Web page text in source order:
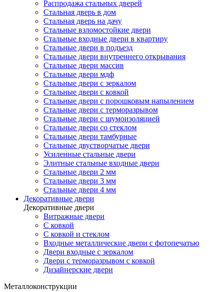
Распродажа стальных дверей
Стальная дверь в дом
Стальная дверь на дачу
Стальные взломостойкие двери
Стальные входные двери в квартиру
Стальные двери в подъезд
Стальные двери внутреннего открывания
Стальные двери массив
Стальные двери мдф
Стальные двери с зеркалом
Стальные двери с ковкой
Стальные двери с порошковым напылением
Стальные двери с терморазрывом
Стальные двери с шумоизоляцией
Стальные двери со стеклом
Стальные двери тамбурные
Стальные двустворчатые двери
Усиленные стальные двери
Элитные стальные входные двери
Стальные двери 2 мм
Стальные двери 3 мм
Стальные двери 4 мм
Декоративные двери
Декоративные двери
Витражные двери
С ковкой
С ковкой и стеклом
Входные металлические двери с фотопечатью
Двери входные с зеркалом
Двери с терморазрывом с ковкой
Дизайнерские двери
Металлоконструкции